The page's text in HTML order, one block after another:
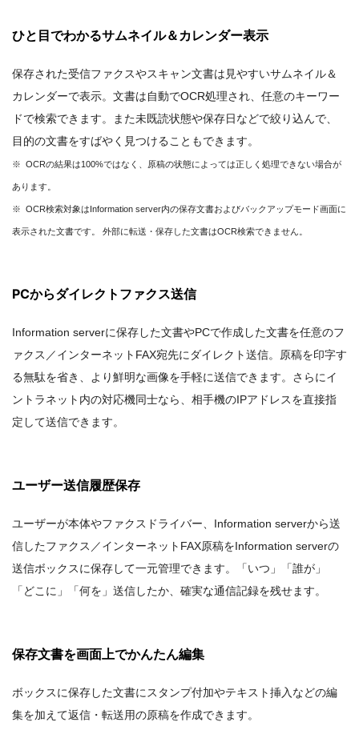
ひと目でわかるサムネイル＆カレンダー表示
保存された受信ファクスやスキャン文書は見やすいサムネイル＆
カレンダーで表示。文書は自動でOCR処理され、任意のキーワー
ドで検索できます。また未既読状態や保存日などで絞り込んで、
目的の文書をすばやく見つけることもできます。
※ OCRの結果は100%ではなく、原稿の状態によっては正しく処理できない場合が
あります。
※ OCR検索対象はInformation server内の保存文書およびバックアップモード画面に
表示された文書です。 外部に転送・保存した文書はOCR検索できません。
PCからダイレクトファクス送信
Information serverに保存した文書やPCで作成した文書を任意のフ
ァクス／インターネットFAX宛先にダイレクト送信。原稿を印字す
る無駄を省き、より鮮明な画像を手軽に送信できます。さらにイ
ントラネット内の対応機同士なら、相手機のIPアドレスを直接指
定して送信できます。
ユーザー送信履歴保存
ユーザーが本体やファクスドライバー、Information serverから送
信したファクス／インターネットFAX原稿をInformation serverの
送信ボックスに保存して一元管理できます。「いつ」「誰が」
「どこに」「何を」送信したか、確実な通信記録を残せます。
保存文書を画面上でかんたん編集
ボックスに保存した文書にスタンプ付加やテキスト挿入などの編
集を加えて返信・転送用の原稿を作成できます。